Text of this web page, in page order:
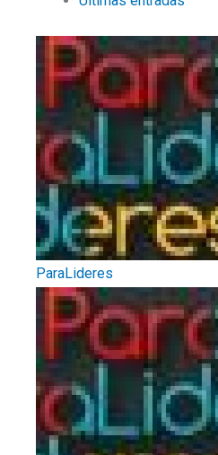
ParaLideres